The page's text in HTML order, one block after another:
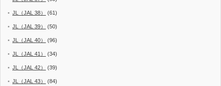
JL（JAL 38） (61)
JL（JAL 39） (50)
JL（JAL 40） (96)
JL（JAL 41） (34)
JL（JAL 42） (39)
JL（JAL 43） (84)